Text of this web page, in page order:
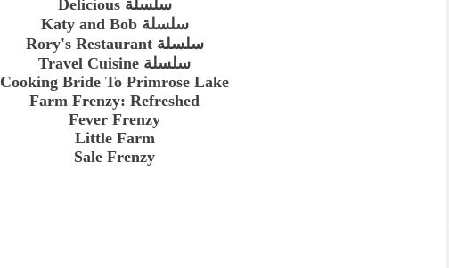
سلسلة Delicious
سلسلة Katy and Bob
سلسلة Rory's Restaurant
سلسلة Travel Cuisine
Cooking Bride To Primrose Lake
Farm Frenzy: Refreshed
Fever Frenzy
Little Farm
Sale Frenzy